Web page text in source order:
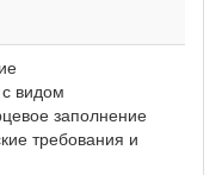
видом
заполнение
требования и